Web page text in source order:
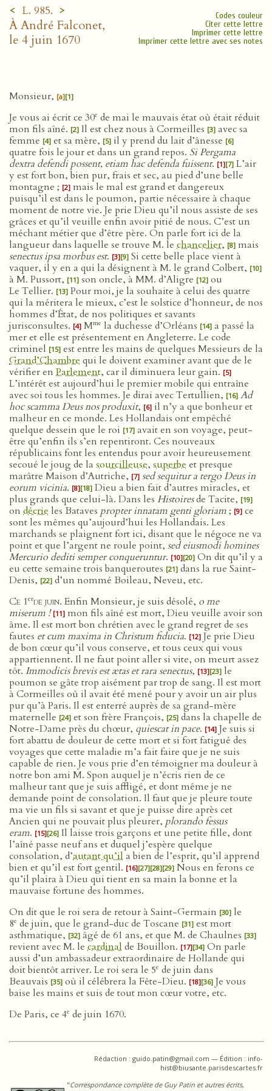
< L. 985. >
À André Falconet,
le 4 juin 1670
Codes couleur
Citer cette lettre
Imprimer cette lettre
Imprimer cette lettre avec ses notes
Monsieur, [a][1]
Je vous ai écrit ce 30e de mai le mauvais état où était réduit
mon fils aîné. [2] Il est chez nous à Cormeilles [3] avec sa
femme [4] et sa mère, [5] il y prend du lait d’ânesse [6]
quatre fois le jour et dans un grand repos. Si Pergama
dextra defendi possent, etiam hac defenda fuissent. [1][7] L’air
y est fort bon, bien pur, frais et sec, au pied d’une belle
montagne ; [2] mais le mal est grand et dangereux
puisqu’il est dans le poumon, partie nécessaire à chaque
moment de notre vie. Je prie Dieu qu’il nous assiste de ses
grâces et qu’il veuille enfin avoir pitié de nous. C’est un
méchant métier que d’être père. On parle fort ici de la
langueur dans laquelle se trouve M. le chancelier, [8] mais
senectus ipsa morbus est. [3][9] Si cette belle place vient à
vaquer, il y en a qui la désignent à M. le grand Colbert, [10]
à M. Pussort, [11] son oncle, à MM. d’Aligre [12] ou
Le Tellier. [13] Pour moi, je la souhaite à celui des quatre
qui la méritera le mieux, c’est le solstice d’honneur, de nos
hommes d’État, de nos politiques et savants
jurisconsultes. [4] Mme la duchesse d’Orléans [14] a passé la
mer et elle est présentement en Angleterre. Le code
criminel [15] est entre les mains de quelques Messieurs de la
Grand’Chambre qui le doivent examiner avant que de le
vérifier en Parlement, car il diminuera leur gain. [5]
L’intérêt est aujourd’hui le premier mobile qui entraîne
avec soi tous les hommes. Je dirai avec Tertullien, [16] Ad
hoc scamma Deus nos produxit, [6] il n’y a que bonheur et
malheur en ce monde. Les Hollandais ont empêché
quelque dessein que le roi [17] avait en son voyage, peut-
être qu’enfin ils s’en repentiront. Ces nouveaux
républicains font les entendus pour avoir heureusement
secoué le joug de la sourcilleuse, superbe et presque
marâtre Maison d’Autriche, [7] sed sequitur a tergo Deus in
eorum vicinia. [8][18] Dieu a bien fait d’autres miracles, et
plus grands que celui-là. Dans les Histoiresde Tacite, [19]
on décrie les Bataves propter innatam genti gloriam; [9] ce
sont les mêmes qu’aujourd’hui les Hollandais. Les
marchands se plaignent fort ici, disant que le négoce ne va
point et que l’argent ne roule point, sed eiusmodi homines
Mercurio dediti semper conqueruntur. [10][20] On dit qu’il y a
eu cette semaine trois banqueroutes [21] dans la rue Saint-
Denis, [22] d’un nommé Boileau, Neveu, etc.
Ce 1erde juin. Enfin Monsieur, je suis désolé, ome
miserum ! [11] mon fils aîné est mort, Dieu veuille avoir son
âme. Il est mort bon chrétien avec le grand regret de ses
fautes et cum maxima in Christum fiducia. [12] Je prie Dieu
de bon cœur qu’il vous conserve, et tous ceux qui vous
appartiennent. Il ne faut point aller si vite, on meurt assez
tôt. Immodicis brevis est ætas et rara senectus, [13][23] le
poumon se gâte trop aisément par trop de sang. Il est mort
à Cormeilles où il avait été mené pour y avoir un air plus
pur qu’à Paris. Il est enterré auprès de sa grand-mère
maternelle [24] et son frère François, [25] dans la chapelle de
Notre-Dame près du chœur, quiescat in pace. [14] Je suis si
fort abattu de douleur de cette mort et si fort fatigué des
voyages que cette maladie m’a fait faire que je ne suis
capable de rien. Je vous prie d’en témoigner ma douleur à
notre bon ami M. Spon auquel je n’écris rien de ce
malheur tant que je suis affligé, et dont même je ne
demande point de consolation. Il faut que je pleure toute
ma vie un fils si savant et que je puisse dire après cet
Ancien qui ne pouvait plus pleurer, plorando fessus
eram. [15][26] Il laisse trois garçons et une petite fille, dont
l’aîné passe neuf ans et duquel j’espère quelque
consolation, d’autant qu’il a bien de l’esprit, qu’il apprend
bien et qu’il est fort gentil. [16][27][28][29] Nous en ferons ce
qu’il plaira à Dieu qui tient en sa main la bonne et la
mauvaise fortune des hommes.
On dit que le roi sera de retour à Saint-Germain [30] le
8e de juin, que le grand-duc de Toscane [31] est mort
asthmatique, [32] âgé de 61 ans, et que M. de Chaulnes [33]
revient avec M. le cardinal de Bouillon. [17][34] On parle
aussi d’un ambassadeur extraordinaire de Hollande qui
doit bientôt arriver. Le roi sera le 5e de juin dans
Beauvais [35] où il célébrera la Fête-Dieu. [18][36] Je vous
baise les mains et suis de tout mon cœur votre, etc.
De Paris, ce 4e de juin 1670.
Rédaction : guido.patin@gmail.com — Édition : info-
hist@biusante.parisdescartes.fr
"Correspondance complète de Guy Patin et autres écrits,